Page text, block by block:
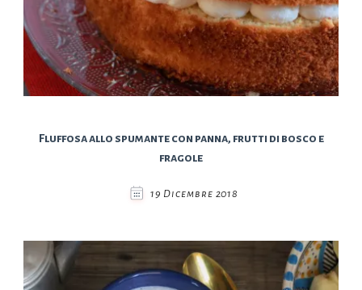
Fluffosa allo spumante con panna, frutti di bosco e
fragole
19 Dicembre 2018